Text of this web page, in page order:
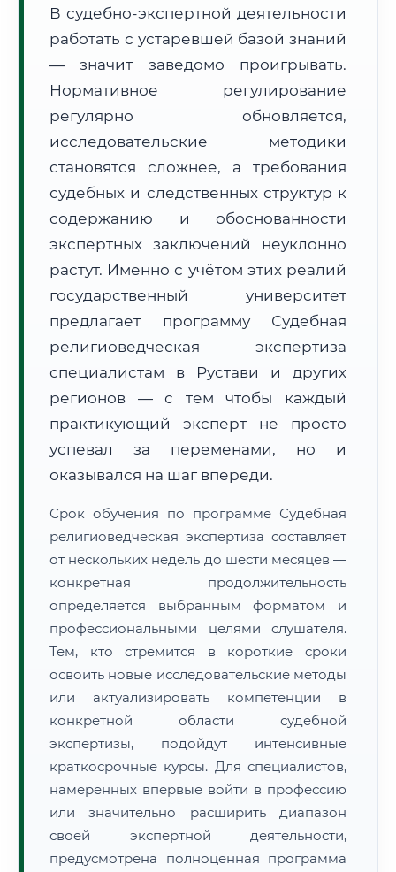
Формат учебы:
Дистанционно
🗺️ Зона обслуживания: г. Рустави
Расчет логистики оригиналов:
• Маршрут транзита: ~3 129 км
• Экспресс-доставка СДЭК / Почтой:
4–6 рабочих дней
📜 Документы и аккредитация ФИС ФРДО
🔍Нажмите на документ для увеличения и просмотра
В судебно-экспертной деятельности
работать с устаревшей базой знаний
— значит заведомо проигрывать.
Нормативное регулирование
регулярно обновляется,
исследовательские методики
становятся сложнее, а требования
судебных и следственных структур к
содержанию и обоснованности
экспертных заключений неуклонно
растут. Именно с учётом этих реалий
государственный университет
предлагает программу Судебная
религиоведческая экспертиза
специалистам в Рустави и других
регионов — с тем чтобы каждый
практикующий эксперт не просто
успевал за переменами, но и
оказывался на шаг впереди.
Срок обучения по программе Судебная
религиоведческая экспертиза составляет
от нескольких недель до шести месяцев —
конкретная продолжительность
определяется выбранным форматом и
профессиональными целями слушателя.
Тем, кто стремится в короткие сроки
освоить новые исследовательские методы
или актуализировать компетенции в
конкретной области судебной
экспертизы, подойдут интенсивные
краткосрочные курсы. Для специалистов,
намеренных впервые войти в профессию
или значительно расширить диапазон
своей экспертной деятельности,
предусмотрена полноценная программа